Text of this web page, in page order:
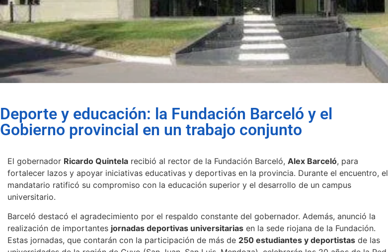
Deporte y educación: la Fundación Barceló y el
Gobierno provincial en un trabajo conjunto
El gobernador Ricardo Quintela recibió al rector de la Fundación Barceló, Alex Barceló, para
fortalecer lazos y apoyar iniciativas educativas y deportivas en la provincia. Durante el encuentro, el
mandatario ratificó su compromiso con la educación superior y el desarrollo de un campus
universitario.
Barceló destacó el agradecimiento por el respaldo constante del gobernador. Además, anunció la
realización de importantes jornadas deportivas universitarias en la sede riojana de la Fundación.
Estas jornadas, que contarán con la participación de más de 250 estudiantes y deportistas de las